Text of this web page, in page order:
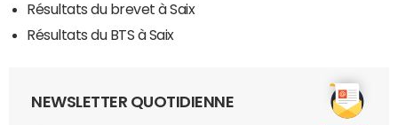
Résultats du brevet à Saix
Résultats du BTS à Saix
NEWSLETTER QUOTIDIENNE